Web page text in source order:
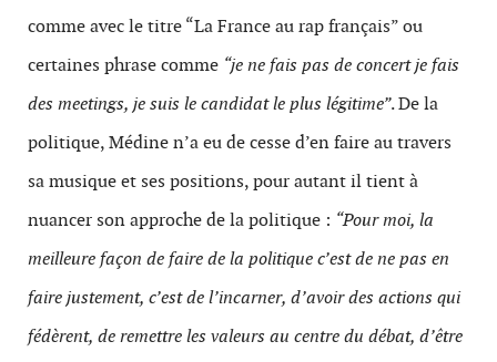
comme avec le titre “La France au rap français” ou
certaines phrase comme “je ne fais pas de concert je fais
des meetings, je suis le candidat le plus légitime”. De la
politique, Médine n’a eu de cesse d’en faire au travers
sa musique et ses positions, pour autant il tient à
nuancer son approche de la politique : “Pour moi, la
meilleure façon de faire de la politique c’est de ne pas en
faire justement, c’est de l’incarner, d’avoir des actions qui
fédèrent, de remettre les valeurs au centre du débat, d’être